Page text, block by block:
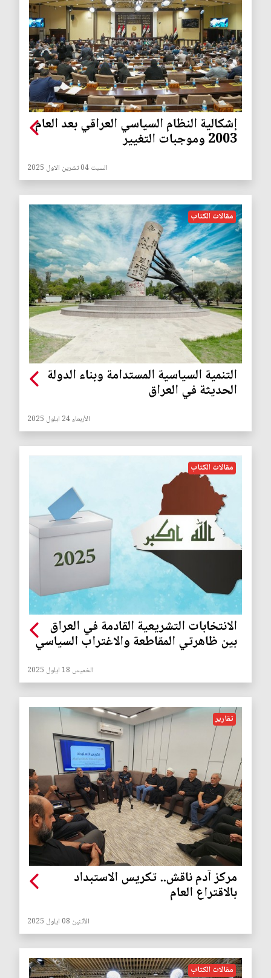
إشكالية النظام السياسي العراقي بعد العام
2003 وموجبات التغيير
السبت 04 تشرين الاول 2025
مقالات الكتاب
التنمية السياسية المستدامة وبناء الدولة
الحديثة في العراق
الأربعاء 24 ايلول 2025
مقالات الكتاب
الانتخابات التشريعية القادمة في العراق
بين ظاهرتي المقاطعة والاغتراب السياسي
الخميس 18 ايلول 2025
تقارير
مركز آدم ناقش.. تكريس الاستبداد
بالاقتراع العام
الأثنين 08 ايلول 2025
مقالات الكتاب